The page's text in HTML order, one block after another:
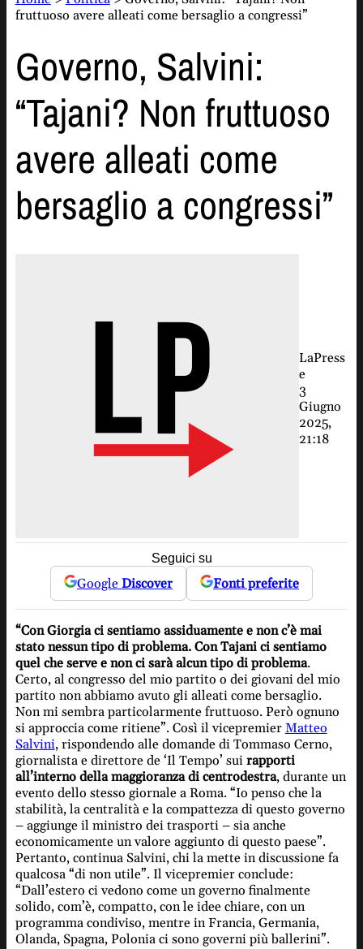
fruttuoso avere alleati come bersaglio a congressi”
Governo, Salvini:
“Tajani? Non fruttuoso
avere alleati come
bersaglio a congressi”
LaPress
e
3
Giugno
2025,
21:18
Seguici su
Google Discover Fonti preferite
“Con Giorgia ci sentiamo assiduamente e non c’è mai
stato nessun tipo di problema. Con Tajani ci sentiamo
quel che serve e non ci sarà alcun tipo di problema.
Certo, al congresso del mio partito o dei giovani del mio
partito non abbiamo avuto gli alleati come bersaglio.
Non mi sembra particolarmente fruttuoso. Però ognuno
si approccia come ritiene”. Così il vicepremier Matteo
Salvini, rispondendo alle domande di Tommaso Cerno,
giornalista e direttore de ‘Il Tempo’ sui rapporti
all’interno della maggioranza di centrodestra, durante un
evento dello stesso giornale a Roma. “Io penso che la
stabilità, la centralità e la compattezza di questo governo
– aggiunge il ministro dei trasporti – sia anche
economicamente un valore aggiunto di questo paese”.
Pertanto, continua Salvini, chi la mette in discussione fa
qualcosa “di non utile”. Il vicepremier conclude:
“Dall’estero ci vedono come un governo finalmente
solido, com’è, compatto, con le idee chiare, con un
programma condiviso, mentre in Francia, Germania,
Olanda, Spagna, Polonia ci sono governi più ballerini”.